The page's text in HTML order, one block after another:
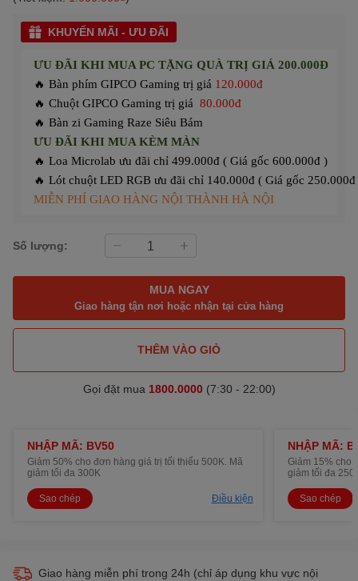
KHUYẾN MÃI - ƯU ĐÃI
ƯU ĐÃI KHI MUA PC TẶNG QUÀ TRỊ GIÁ 200.000Đ
🔥 Bàn phím GIPCO Gaming trị giá 120.000đ
🔥 Chuột GIPCO Gaming trị giá 80.000đ
🔥 Bàn zi Gaming Raze Siêu Bám
ƯU ĐÃI KHI MUA KÈM MÀN
🔥 Loa Microlab ưu đãi chỉ 499.000đ ( Giá gốc 600.000đ )
🔥 Lót chuột LED RGB ưu đãi chỉ 140.000đ ( Giá gốc 250.000đ
MIỄN PHÍ GIAO HÀNG NỘI THÀNH HÀ NỘI
Số lượng:
MUA NGAY
Giao hàng tận nơi hoặc nhận tại cửa hàng
THÊM VÀO GIỎ
Gọi đặt mua 1800.0000(7:30 - 22:00)
NHẬP MÃ: BV50
Giảm 50% cho đơn hàng giá trị tối thiểu 500K. Mã
giảm tối đa 300K
Sao chép Điều kiện
NHẬP MÃ:
Giảm 15% cho
giảm tối đa
Sao chép
Giao hàng miễn phí trong 24h (chỉ áp dụng khu vực nội